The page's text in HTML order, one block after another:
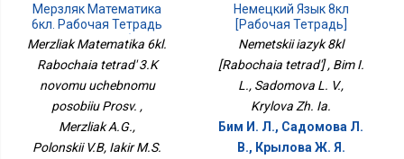
Мерзляк Математика
6кл. Рабочая Тетрадь
3.К Новому Учебному
Merzliak Matematika 6kl.
Rabochaia tetrad' 3.K
novomu uchebnomu
posobiiu Prosv. ,
Merzliak A.G.,
Polonskii V.B, Iakir M.S.
Немецкий Язык 8кл
[Рабочая Тетрадь]
Nemetskii iazyk 8kl
[Rabochaia tetrad'] , Bim I.
L., Sadomova L. V.,
Krylova Zh. Ia.
Бим И. Л., Садомова Л.
В., Крылова Ж. Я.